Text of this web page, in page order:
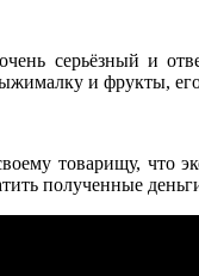
серьёзный и
и фрукты,
товарищу, что
полученные